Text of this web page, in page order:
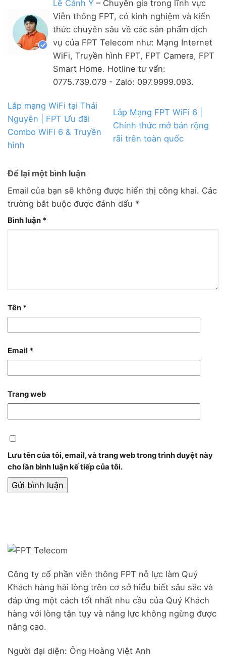
Lê Cảnh Ý – Chuyên gia trong lĩnh vực
Viễn thông FPT, có kinh nghiệm và kiến
thức chuyên sâu về các sản phẩm dịch
vụ của FPT Telecom như: Mạng Internet
WiFi, Truyền hình FPT, FPT Camera, FPT
Smart Home. Hotline tư vấn:
0775.739.079 - Zalo: 097.9999.093.
Lắp mạng WiFi tại Thái
Nguyên | FPT Ưu đãi
Combo WiFi 6 & Truyền
hình
Lắp Mạng FPT WiFi 6 |
Chính thức mở bán rộng
rãi trên toàn quốc
Để lại một bình luận
Email của bạn sẽ không được hiển thị công khai. Các
trường bắt buộc được đánh dấu *
Bình luận *
Tên *
Email *
Trang web
Lưu tên của tôi, email, và trang web trong trình duyệt này
cho lần bình luận kế tiếp của tôi.
Công ty cổ phần viễn thông FPT nỗ lực làm Quý
Khách hàng hài lòng trên cơ sở hiểu biết sâu sắc và
đáp ứng một cách tốt nhất nhu cầu của Quý Khách
hàng với lòng tận tụy và năng lực không ngừng được
nâng cao.
Người đại diện: Ông Hoàng Việt Anh